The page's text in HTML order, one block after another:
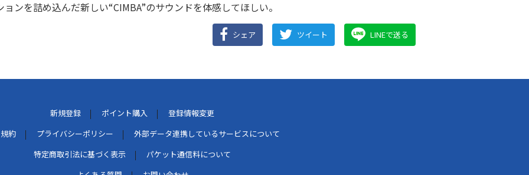
ョンを詰め込んだ新しい“CIMBA”のサウンドを体感してほしい。
シェア ツイート LINEで送る
新規登録 ポイント購入
登録情報変更
約
プライバシーポリシー
外部データ連携しているサービスについて
特定商取引法に基づく表示
パケット通信料について